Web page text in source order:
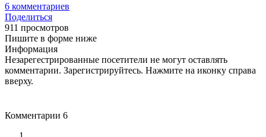
6 комментариев
Поделиться
911 просмотров
Пишите в форме ниже
Информация
Незарегестрированные посетители не могут оставлять
комментарии. Зарегистрируйтесь. Нажмите на иконку справа
вверху.
Комментарии 6